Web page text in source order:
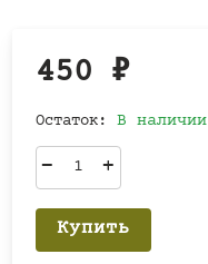
450 ₽
Остаток: В наличии
– +
Купить